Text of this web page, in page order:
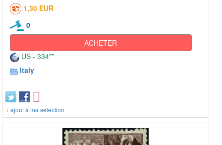
1,30 EUR
0
ACHETER
US - 334**
Italy
+ ajout à ma sélection